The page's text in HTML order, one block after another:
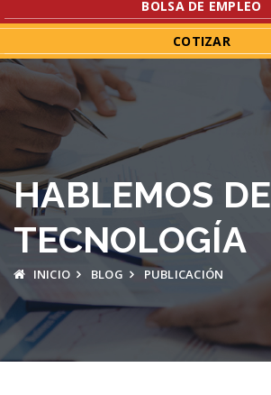
BOLSA DE EMPLEO
COTIZAR
HABLEMOS DE
TECNOLOGÍA
INICIO BLOG PUBLICACIÓN